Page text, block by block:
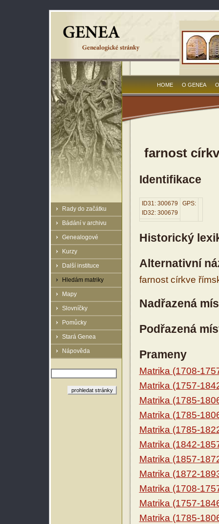
Rady do začátku
Bádání v archivu
Genealogové
Kurzy
Další instituce
Hledám matriky
Mapy
Slovníčky
Pomůcky
Stará Genea
Nápověda
HOME O GENEA
farnost
Identifikace
ID31: 300679
ID32: 300679
GPS:
Historický
Alternativní
farnost církve
Nadřazená
Podřazená
Prameny
Matrika (1708-
Matrika (1757-
Matrika (1785-
Matrika (1785-
Matrika (1785-
Matrika (1842-
Matrika (1857-
Matrika (1872-
Matrika (1708-
Matrika (1757-
Matrika (1785-